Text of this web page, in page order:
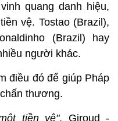
quang danh hiệu,
vệ. Tostao (Brazil),
(Brazil) hay
người khác.
điều đó để giúp Pháp
thương.
tiền vệ", Giroud -